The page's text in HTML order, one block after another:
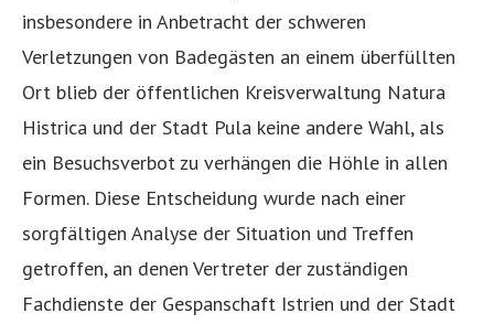
insbesondere in Anbetracht der schweren
Verletzungen von Badegästen an einem überfüllten
Ort blieb der öffentlichen Kreisverwaltung Natura
Histrica und der Stadt Pula keine andere Wahl, als
ein Besuchsverbot zu verhängen die Höhle in allen
Formen. Diese Entscheidung wurde nach einer
sorgfältigen Analyse der Situation und Treffen
getroffen, an denen Vertreter der zuständigen
Fachdienste der Gespanschaft Istrien und der Stadt